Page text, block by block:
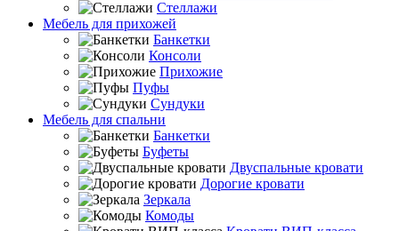
Стеллажи
Мебель для прихожей
Банкетки
Консоли
Прихожие
Пуфы
Сундуки
Мебель для спальни
Банкетки
Буфеты
Двуспальные кровати
Дорогие кровати
Зеркала
Комоды